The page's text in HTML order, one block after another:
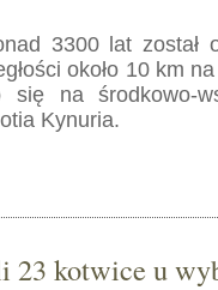
3300 lat został
około 10 km
się na środkowo-
Kynuria.
23 kotwice u